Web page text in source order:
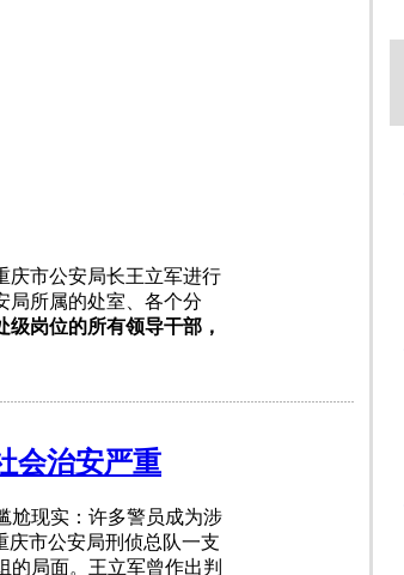
庆市公安局长王立军进行
局所属的处室、各个分
级岗位的所有领导干部，
会治安严重
尬现实：许多警员成为涉
庆市公安局刑侦总队一支
的局面。王立军曾作出判